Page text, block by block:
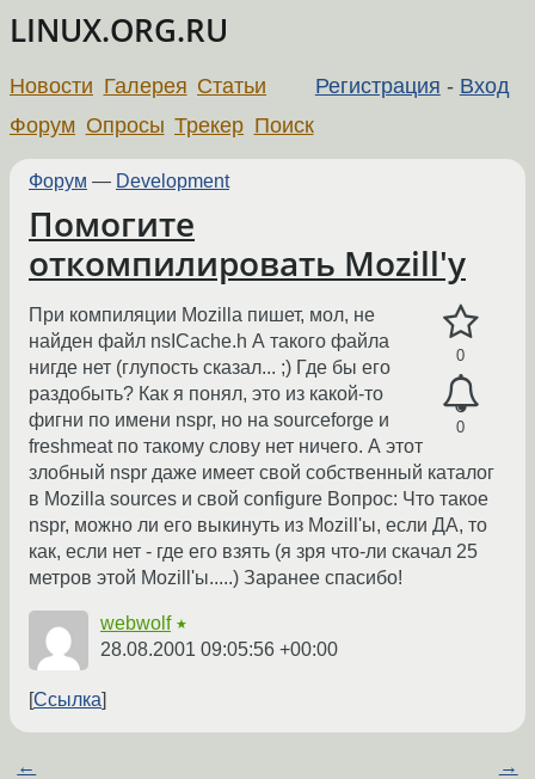
LINUX.ORG.RU
Регистрация - Вход
Новости Галерея Статьи
Форум Опросы Трекер Поиск
Форум — Development
Помогите
откомпилировать Mozill'y
0
0
При компиляции Mozilla пишет, мол, не
найден файл nsICache.h А такого файла
нигде нет (глупость сказал... ;) Где бы его
раздобыть? Как я понял, это из какой-то
фигни по имени nspr, но на sourceforge и
freshmeat по такому слову нет ничего. А этот
злобный nspr даже имеет свой собственный каталог
в Mozilla sources и свой configure Вопрос: Что такое
nspr, можно ли его выкинуть из Mozill'ы, если ДА, то
как, если нет - где его взять (я зря что-ли скачал 25
метров этой Mozill'ы.....) Заранее спасибо!
webwolf ★
28.08.2001 09:05:56 +00:00
Ссылка
← →